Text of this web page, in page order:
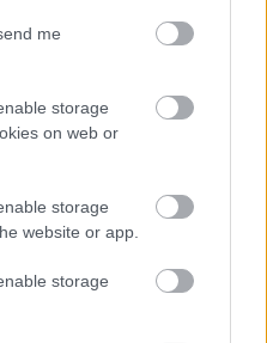
me
storage
on web or
storage
website or app.
storage
Rentifis (@loukrent)